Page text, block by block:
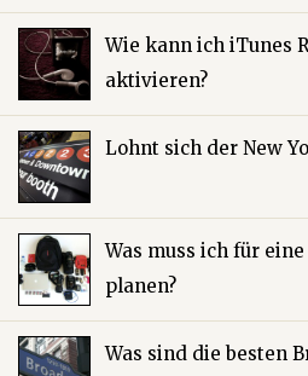
Wie kann ich iTunes
aktivieren?
Lohnt sich der New
Was muss ich für
planen?
Was sind die besten